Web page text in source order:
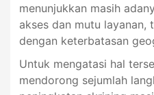
menunjukkan masih
akses dan mutu layanan,
dengan keterbatasan
Untuk mengatasi hal
mendorong sejumlah